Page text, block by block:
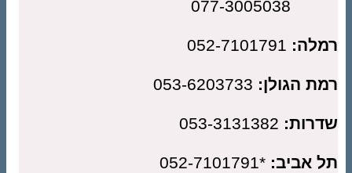
052-7101791
הגולן:053-6203733
053-3131382
אביב:*052-7101791